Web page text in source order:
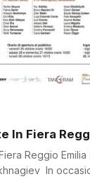
In Fiera
Reggio Emilia
In